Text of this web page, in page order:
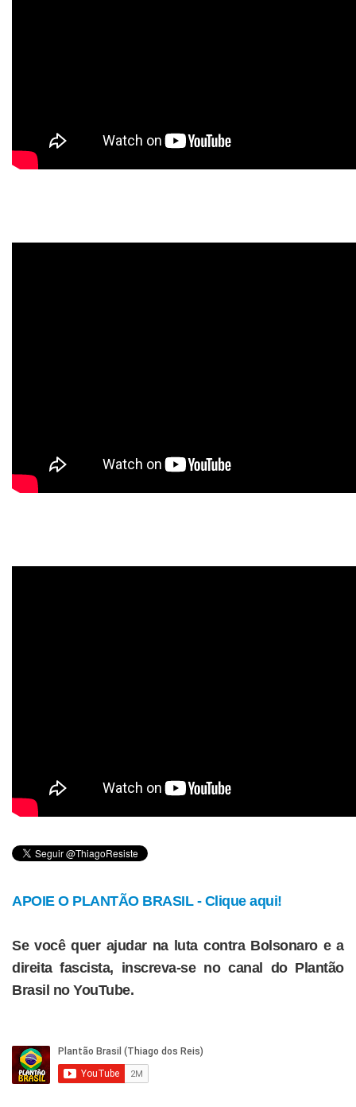
APOIE O PLANTÃO BRASIL - Clique aqui!
Se você quer ajudar na luta contra Bolsonaro e a
direita fascista, inscreva-se no canal do Plantão
Brasil no YouTube.